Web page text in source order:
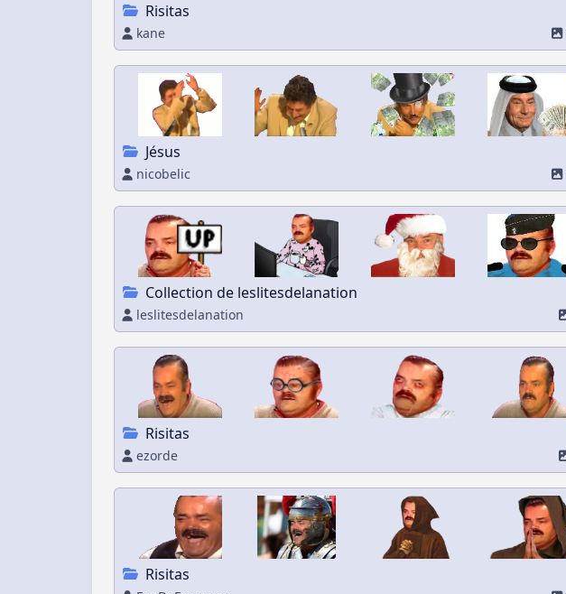
Risitas
kane
Jésus
nicobelic
Collection de leslitesdelanation
leslitesdelanation
Risitas
ezorde
Risitas